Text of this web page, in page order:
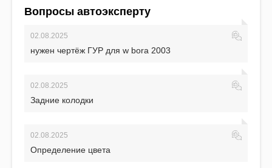
Вопросы автоэксперту
02.08.2025
нужен чертёж ГУР для w bora 2003
02.08.2025
Задние колодки
02.08.2025
Определение цвета